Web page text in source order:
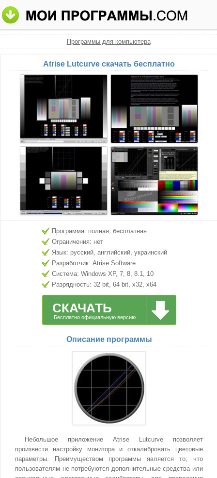
Программы для компьютера
Atrise Lutcurve скачать бесплатно
Программа: полная, бесплатная
Ограничения: нет
Язык: русский, английский, украинский
Разработчик: Atrise Software
Система: Windows XP, 7, 8, 8.1, 10
Разрядность: 32 bit, 64 bit, x32, x64
СКАЧАТЬ
Бесплатно официальную версию
Описание программы
Небольшое приложение Atrise Lutcurve позволяет
произвести настройку монитора и откалибровать цветовые
параметры. Преимуществом программы является то, что
пользователям не потребуются дополнительные средства или